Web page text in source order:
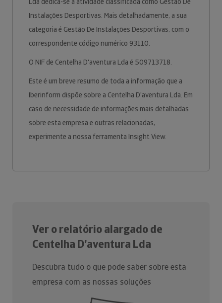
Instalações Desportivas. Mais detalhadamente, a sua
categoria é Gestão De Instalações Desportivas, com o
correspondente código numérico 93110.
O NIF de Centelha D'aventura Lda é 509713718.
Este é um breve resumo de toda a informação que a
Iberinform dispõe sobre a Centelha D'aventura Lda. Em
caso de necessidade de informações mais detalhadas
sobre esta empresa e outras relacionadas,
experimente a nossa ferramenta Insight View.
Ver o relatório alargado de
Centelha D'aventura Lda
Descubra tudo o que pode saber sobre esta
empresa com as nossas soluções